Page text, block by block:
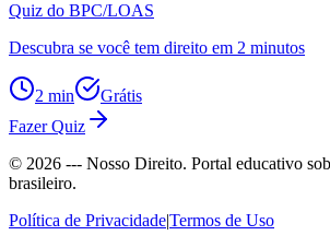
Quiz do BPC/LOAS
Descubra se você tem direito em 2 minutos
2 min
Grátis
Fazer Quiz
© 2026 --- Nosso Direito. Portal educativo
brasileiro.
Política de Privacidade|Termos de Uso